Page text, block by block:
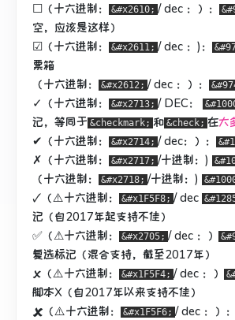
☐（十六进制： &#x2610; / dec ：）：
空，应该是这样）
☑（十六进制：
&#x2611; / dec ：)：
票箱
（十六进制：
&#x2612; / dec ：）：
✓（十六进制：
&#x2713; / DEC：
记，等同于 &checkmark; 和 &check; 在大
✔（十六进制：
&#x2714; / dec：）：
✗（十六进制：
&#x2717; /十进制：)
（十六进制：
&#x2718; /十进制：)
🗸（⚠十六进制：
&#x1F5F8; / dec
记（自2017年起支持不佳）
✅（⚠十六进制：
&#x2705; / dec ：）
复选标记（混合支持，截至2017年）
🗴（⚠十六进制：
&#x1F5F4; / dec ：）
脚本X（自2017年以来支持不佳）
🗶（⚠十六进制：
&#x1F5F6; / dec ：）：